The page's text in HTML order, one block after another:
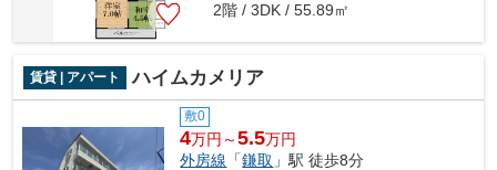
2階 / 3DK / 55.89㎡
賃貸 | アパート ハイムカメリア
敷0
4万円～5.5万円
外房線 「鎌取 」駅 徒歩8分